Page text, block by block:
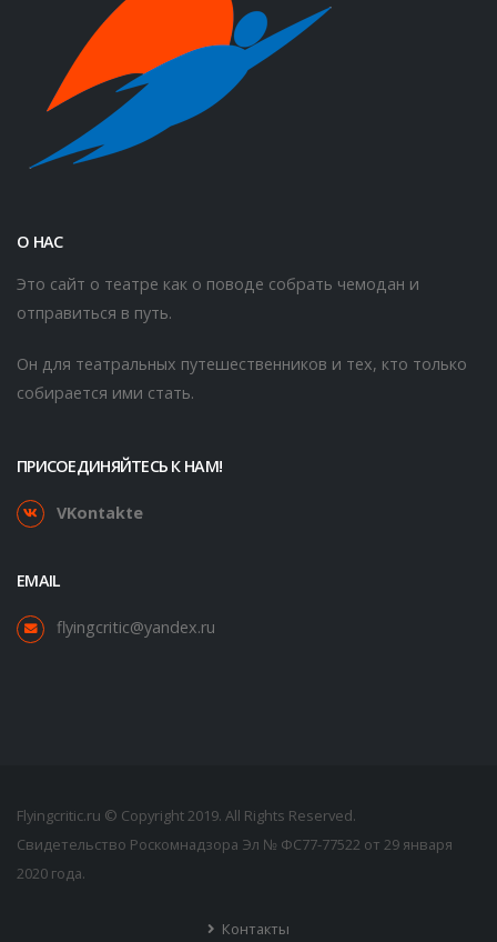
О НАС
Это сайт о театре как о поводе собрать чемодан и
отправиться в путь.
Он для театральных путешественников и тех, кто только
собирается ими стать.
ПРИСОЕДИНЯЙТЕСЬ К НАМ!
VKontakte
EMAIL
flyingcritic@yandex.ru
Flyingcritic.ru © Copyright 2019. All Rights Reserved.
Свидетельство Роскомнадзора Эл № ФС77-77522 от 29 января
2020 года.
Контакты